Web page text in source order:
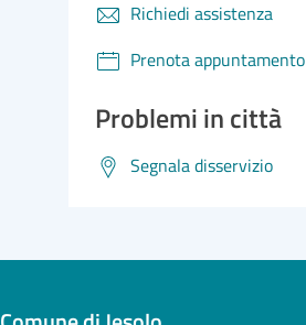
Richiedi assistenza
Prenota appuntamento
Problemi in città
Segnala disservizio